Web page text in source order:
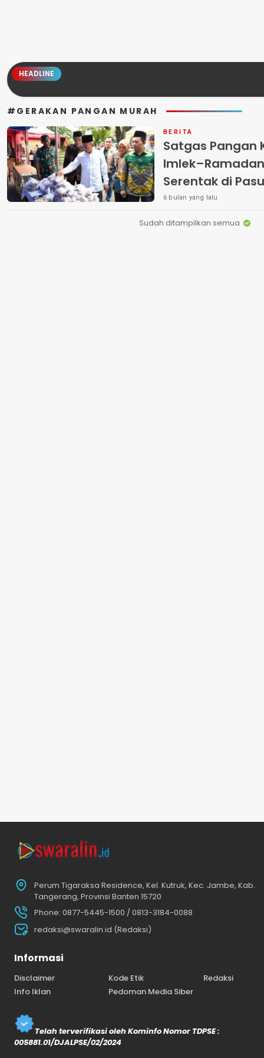
HEADLINE
#GERAKAN PANGAN MURAH
BERITA
Satgas Pangan
Serentak di
Ancaman Inflasi
6 bulan yang lalu
Sudah ditampilkan semua
Perum Tigaraksa Residence, Kel. Kutruk, Kec. Jambe, Kab.
Tangerang, Provinsi Banten 15720
Phone: 0877-5445-1500 / 0813-3184-0088
redaksi@swaralin.id (Redaksi)
Informasi
Disclaimer Kode Etik
Redaksi
Info Iklan
Pedoman Media Siber
Telah terverifikasi oleh Kominfo Nomor TDPSE :
005881.01/DJALPSE/02/2024